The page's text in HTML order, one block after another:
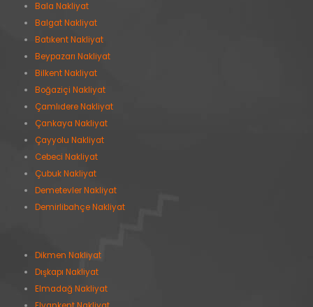
Bala Nakliyat
Balgat Nakliyat
Batıkent Nakliyat
Beypazarı Nakliyat
Bilkent Nakliyat
Boğaziçi Nakliyat
Çamlıdere Nakliyat
Çankaya Nakliyat
Çayyolu Nakliyat
Cebeci Nakliyat
Çubuk Nakliyat
Demetevler Nakliyat
Demirlibahçe Nakliyat
Dikmen Nakliyat
Dışkapı Nakliyat
Elmadağ Nakliyat